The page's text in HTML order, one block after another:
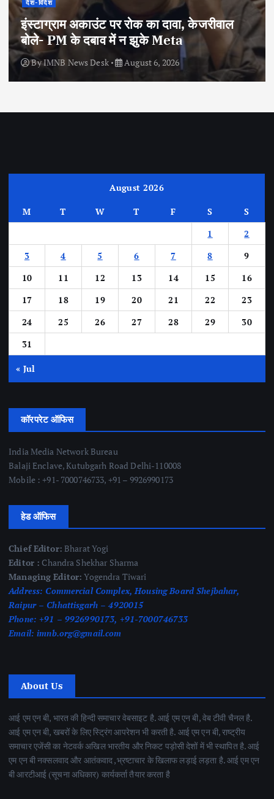
देश-विदेश
इंस्टाग्राम अकाउंट पर रोक का दावा, केजरीवाल
बोले- PM के दबाव में न झुके Meta
ByIMNB News Desk August 6, 2026
August 2026
M T W T F S
S
1
2
3
4 5 6 7 8
9
10
11 12 13 14 15
16
17
18 19 20 21 22
23
24
25 26 27 28 29
30
31
« Jul
कॉरपरेट ऑफिस
India Media Network Bureau
Balaji Enclave, Kutubgarh Road Delhi-110008
Mobile : +91- 7000746733, +91 – 9926990173
हेड ऑफिस
Chief Editor: Bharat Yogi
Editor : Chandra Shekhar Sharma
Managing Editor: Yogendra Tiwari
Address: Commercial Complex, Housing Board Shejbahar,
Raipur – Chhattisgarh – 4920015
Phone: +91 – 9926990173, +91-7000746733
Email: imnb.org@gmail.com
About Us
आई एम एन बी, भारत की हिन्दी समाचार वेबसाइट है. आई एम एन बी, वेब टीवी चैनल है.
आई एम एन बी, खबरों के लिए स्ट्रिंग आपरेशन भी करती है. आई एम एन बी, राष्ट्रीय
समाचार एजेंसी का नेटवर्क अखिल भारतीय और निकट पड़ोसी देशों में भी स्थापित है. आई
एम एन बी नक्सलवाद और आतंकवाद ,भ्रष्टाचार के खिलाफ लड़ाई लड़ता है. आई एम एन
बी आरटीआई (सूचना अधिकार) कार्यकर्ता तैयार करता है